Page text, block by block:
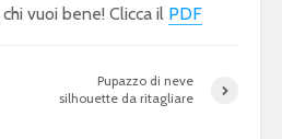
vuoi bene! Clicca il PDF
Pupazzo di neve
silhouette da ritagliare